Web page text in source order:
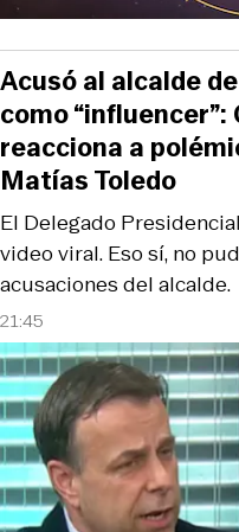
21:45
El Delegado
video viral. Eso sí, no
acusaciones del alcalde.
Acusó al alcalde
como “influencer”:
reacciona a
Matías Toledo